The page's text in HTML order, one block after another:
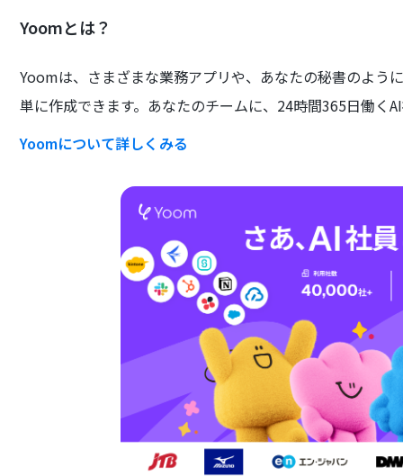
Yoomとは？
Yoomは、さまざまな業務アプリや、あなたの秘書のよう
単に作成できます。あなたのチームに、24時間365日働く
Yoomについて詳しくみる